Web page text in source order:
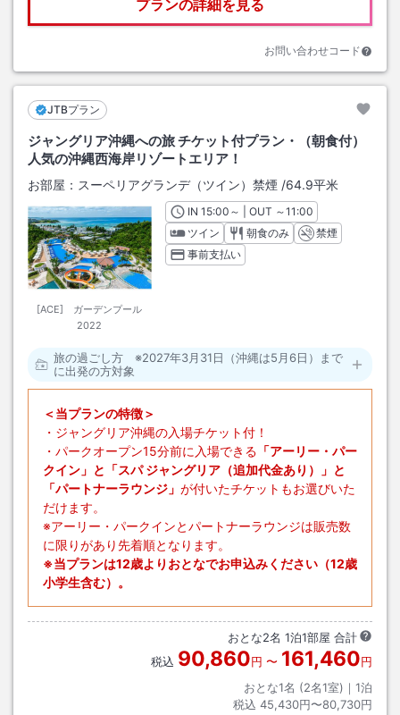
プランの詳細を見る
お問い合わせコード
JTBプラン
ジャングリア沖縄への旅 チケット付プラン・（朝食付）
人気の沖縄西海岸リゾートエリア！
お部屋： スーペリアグランデ（ツイン）禁煙 /64.9平米
[ACE] ガーデンプール
2022
INチェックイン
15:00 ～ | OUT チェックアウト
～11:00
ツイン
朝食のみ
禁煙
事前支払い
旅の過ごし方 ※2027年3月31日（沖縄は5月6日）まで
に出発の方対象
＜当プランの特徴＞
・ジャングリア沖縄の入場チケット付！
・パークオープン15分前に入場できる 「アーリー・パー
クイン」と「スパ ジャングリア（追加代金あり）」と
「パートナーラウンジ」 が付いたチケットもお選びいた
だけます。
※アーリー・パークインとパートナーラウンジは販売数
に限りがあり先着順となります。
※当プランは12歳よりおとなでお申込みください（12歳
小学生含む）。
おとな2名 1泊1部屋 合計
税込 90,860円 〜 161,460円
おとな1名 (2名1室)｜ 1泊
税込 45,430円〜80,730円